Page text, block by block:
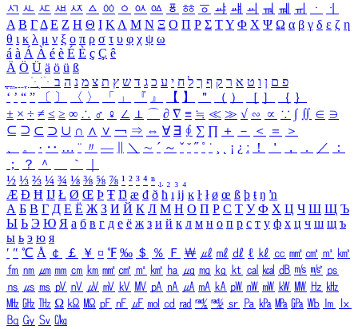
ㅺ ㅻ ㅼ ㅽ ㅾ ㅿ ㆀ ㆁ ㆂ ㆃ ㆄ ㆅ ㆆ ㆇ ㆈ ㆉ ㆊ ㆋ ㆌ ㆍ
ㆎ
Α Β ΓΔ Ε Ζ Η Θ Ι ΚΛ Μ Ν Ξ Ο Π Ρ Σ ΤΥ Φ Χ Ψ Ω α β γ δ ε ζ η
θ ι κ λ μ ν ξ ο π ρ σ τ υ φ χ ψ ω
á à Á À é è É È ç Ç ê
Ä Ö Ü ä ö ü ß
ִֶֹ ֻּ ׁׂ פ ם ן ו ט א ר ק ף ך ל ח י ע כ ג ד ש ץ ת צ מ נ ה ב
‘ ’ “ ” 〔 〕 〈 〉 「 」 『 』 【 】 ＂ （ ） ［ ］ ｛ ｝
± × ÷ ≠ ≤ ≥ ∞ ∴ ♂ ♀ ∠ ⊥ ⌒ ∂ ∇ ≡ ≒ ≪ ≫ √ ∽ ∝ ∵ ∫ ∬ ∈ ∋
⊆ ⊇ ⊂ ⊃ ∪ ∩ ∧ ∨ ￢ ⇒ ⇔ ∀ ∃ ∮ ∑ ∏ ＋ － ＜ ＝
＞
、
。 · ‥ … ¨ 〃 ― ＼ ∼ ´ ～ ˇ ˘ ˝ ˚ ˙ ¸ ¡ ¿ ː ！ ＇ ， ． ／
：
；
？ ＾ ｀
½ ⅓ ⅔ ¼ ¾ ⅛ ⅜ ⅝ ⅞ ¹ ² ³ ⁴ ⁿ ₁ ₂ ₃ ₄
Æ Ð Ħ Ĳ Ł Ø Œ Þ Ŧ Ŋ æ đ ð ħ ı ĳ ĸ ŀ ł ø œ ß þ ŧ ŋ ŉ
А Б В Г Д Е Ё Ж З И Й К Л М Н О П Р С Т У Ф Х Ц Ч Ш Щ Ъ
Ы Ь Э Ю Я а б в г д е ё ж з и й к л м н о п р с т у ф х ц ч ш щ ъ
ы ь э ю я
′ ″ ℃ Å ￠ ￡ ￥ ¤ ℉ ‰ ＄ ％ Ｆ ￦ ㎕ ㎖ ㎗ ℓ ㎘ ㏄ ㎣ ㎤ ㎥ ㎦
㎙ ㎚ ㎛ ㎜ ㎝ ㎞ ㎟ ㎠ ㎡ ㎢ ㏊ ㎍ ㎎ ㎏ ㏏ ㎈ ㎉ ㏈ ㎧ ㎨ ㎰
㎱ ㎲ ㎳ ㎴ ㎵ ㎶ ㎷ ㎸ ㎹ ㎀ ㎁ ㎂ ㎃ ㎄ ㎺ ㎻ ㎽ ㎾ ㎿ ㎐ ㎑
㎒ ㎓ ㎔ Ω ㏀ ㏁ ㎊ ㎋ ㎌ ㏖ ㏅ ㎭ ㎮ ㎯ ㏛ ㎩ ㎪ ㎫ ㎬ ㏝ ㏐
㏓
㏃ ㏉ ㏜ ㏆